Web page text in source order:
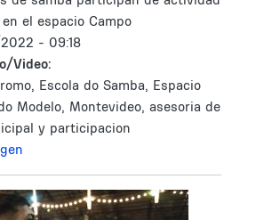
el espacio Campo
- 09:18
Video:
Escola do Samba, Espacio
Modelo, Montevideo, asesoria de
y participacion